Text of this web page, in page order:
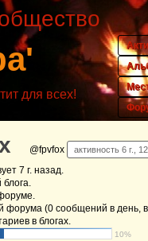
для всех!
@fpvfox активность 6 г.,
7 г. назад.
блога.
форума (0 сообщений в день,
в блогах.
10%